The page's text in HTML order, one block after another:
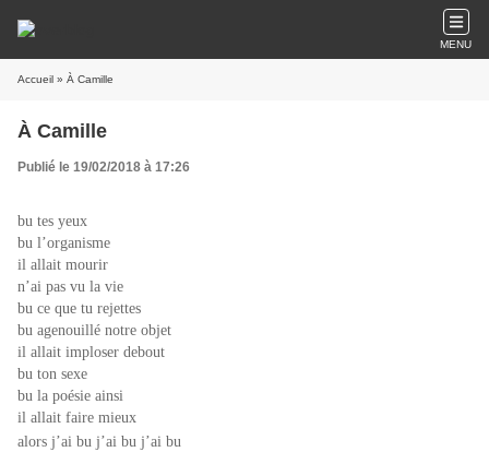
MENU
Accueil » À Camille
À Camille
Publié le 19/02/2018 à 17:26
bu tes yeux
bu l’organisme
il allait mourir
n’ai pas vu la vie
bu ce que tu rejettes
bu agenouillé notre objet
il allait imploser debout
bu ton sexe
bu la poésie ainsi
il allait faire mieux
alors j’ai bu j’ai bu j’ai bu